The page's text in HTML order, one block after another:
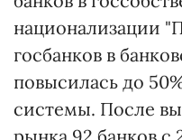
национализации
госбанков в
повысилась до
системы. После